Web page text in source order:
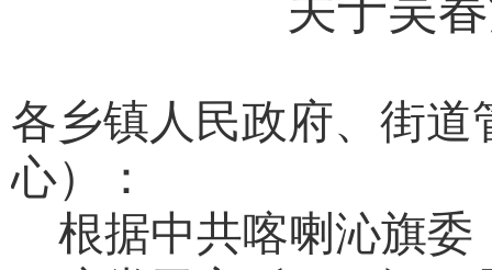
各乡镇人民政府、街
心）：
根据中共喀喇沁旗委